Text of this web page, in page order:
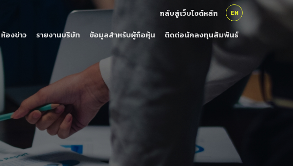
กลับสู่เว็บไซต์หลัก EN
ห้องข่าว รายงานบริษัท ข้อมูลสำหรับผู้ถือหุ้น ติดต่อนักลงทุนสัมพันธ์